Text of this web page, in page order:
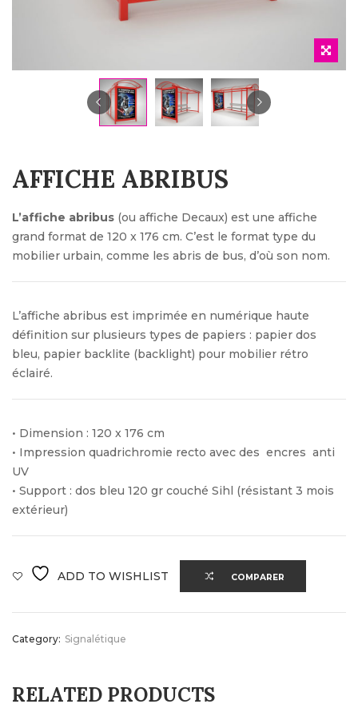
AFFICHE ABRIBUS
L’affiche abribus (ou affiche Decaux) est une affiche
grand format de 120 x 176 cm. C’est le format type du
mobilier urbain, comme les abris de bus, d’où son nom.
L’affiche abribus est imprimée en numérique haute
définition sur plusieurs types de papiers : papier dos
bleu, papier backlite (backlight) pour mobilier rétro
éclairé.
• Dimension : 120 x 176 cm
• Impression quadrichromie recto avec des encres anti
UV
• Support : dos bleu 120 gr couché Sihl (résistant 3 mois
extérieur)
ADD TO WISHLIST COMPARER
Category: Signalétique
RELATED PRODUCTS